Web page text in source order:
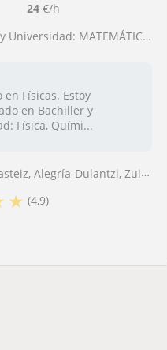
24€/h
FÍSICA, QUÍMICA, CÁLCULO, ÁLGEBRA, MECÁNICA
en Físicas. Estoy
en Bachiller y
Física, Quími...
Dulantzi, Zuia, Salvatierra O Agurain, Berant...
★ (4,9)